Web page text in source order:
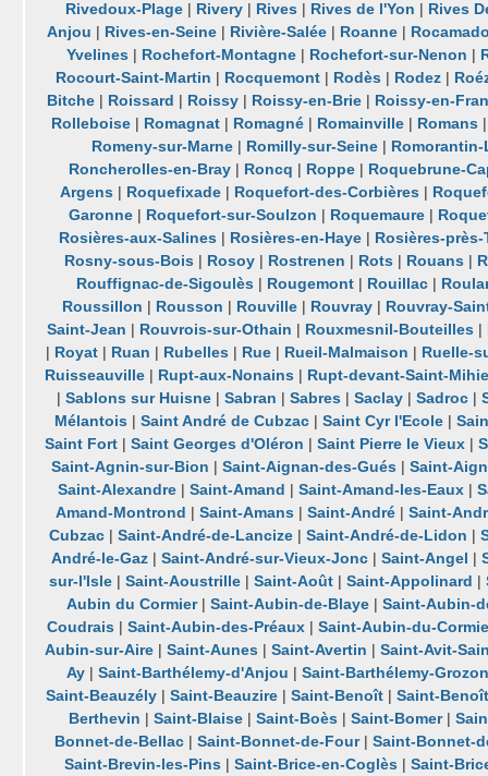
Rivedoux-Plage| Rivery| Rives| Rives de l'Yon | Rives
Anjou | Rives-en-Seine | Rivière-Salée | Roanne |
Yvelines| Rochefort-Montagne| Rochefort-sur-Nenon |
Rocourt-Saint-Martin | Rocquemont| Rodès| Rodez|
Bitche| Roissard | Roissy| Roissy-en-Brie| Roissy-en-
Rolleboise| Romagnat| Romagné| Romainville| Romans
Romeny-sur-Marne| Romilly-sur-Seine|
Roncherolles-en-Bray| Roncq | Roppe| Roquebrune-
Argens | Roquefixade | Roquefort-des-Corbières |
Garonne| Roquefort-sur-Soulzon | Roquemaure|
Rosières-aux-Salines | Rosières-en-Haye | Rosières-près-
Rosny-sous-Bois | Rosoy | Rostrenen | Rots | Rouans |
Rouffignac-de-Sigoulès| Rougemont| Rouillac|
Roussillon | Rousson | Rouville| Rouvray| Rouvray-
Saint-Jean | Rouvrois-sur-Othain | Rouxmesnil-Bouteilles |
| Royat| Ruan | Rubelles| Rue| Rueil-Malmaison | Ruelle-
Ruisseauville| Rupt-aux-Nonains| Rupt-devant-Saint-
|Sablons sur Huisne |Sabran |Sabres |Saclay |Sadroc |
Mélantois| Saint André de Cubzac| Saint Cyr l'Ecole|
Saint Fort |Saint Georges d'Oléron |Saint Pierre le Vieux |
Saint-Agnin-sur-Bion | Saint-Aignan-des-Gués| Saint-
Saint-Alexandre |Saint-Amand |Saint-Amand-les-Eaux |
Amand-Montrond |Saint-Amans |Saint-André |Saint-
Cubzac |Saint-André-de-Lancize |Saint-André-de-Lidon |
André-le-Gaz |Saint-André-sur-Vieux-Jonc |Saint-Angel |
sur-l'Isle| Saint-Aoustrille| Saint-Août| Saint-Appolinard |
Aubin du Cormier|Saint-Aubin-de-Blaye |Saint-Aubin-
Coudrais |Saint-Aubin-des-Préaux |Saint-Aubin-du-
Aubin-sur-Aire |Saint-Aunes |Saint-Avertin |Saint-Avit-
Ay| Saint-Barthélemy-d'Anjou | Saint-Barthélemy-Grozon
Saint-Beauzély |Saint-Beauzire |Saint-Benoît |Saint-
Berthevin | Saint-Blaise| Saint-Boès| Saint-Bomer|
Bonnet-de-Bellac| Saint-Bonnet-de-Four| Saint-Bonnet-
Saint-Brevin-les-Pins| Saint-Brice-en-Coglès| Saint-